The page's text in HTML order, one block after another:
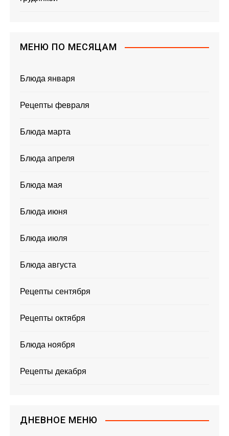
МЕНЮ ПО МЕСЯЦАМ
Блюда января
Рецепты февраля
Блюда марта
Блюда апреля
Блюда мая
Блюда июня
Блюда июля
Блюда августа
Рецепты сентября
Рецепты октября
Блюда ноября
Рецепты декабря
ДНЕВНОЕ МЕНЮ